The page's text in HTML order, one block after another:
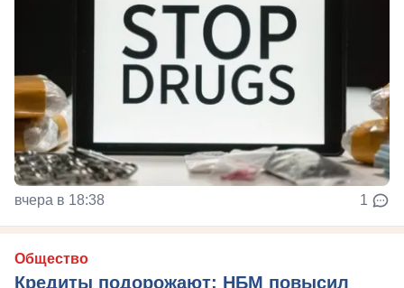
вчера в 18:38 1
Общество
Кредиты подорожают: НБМ повысил